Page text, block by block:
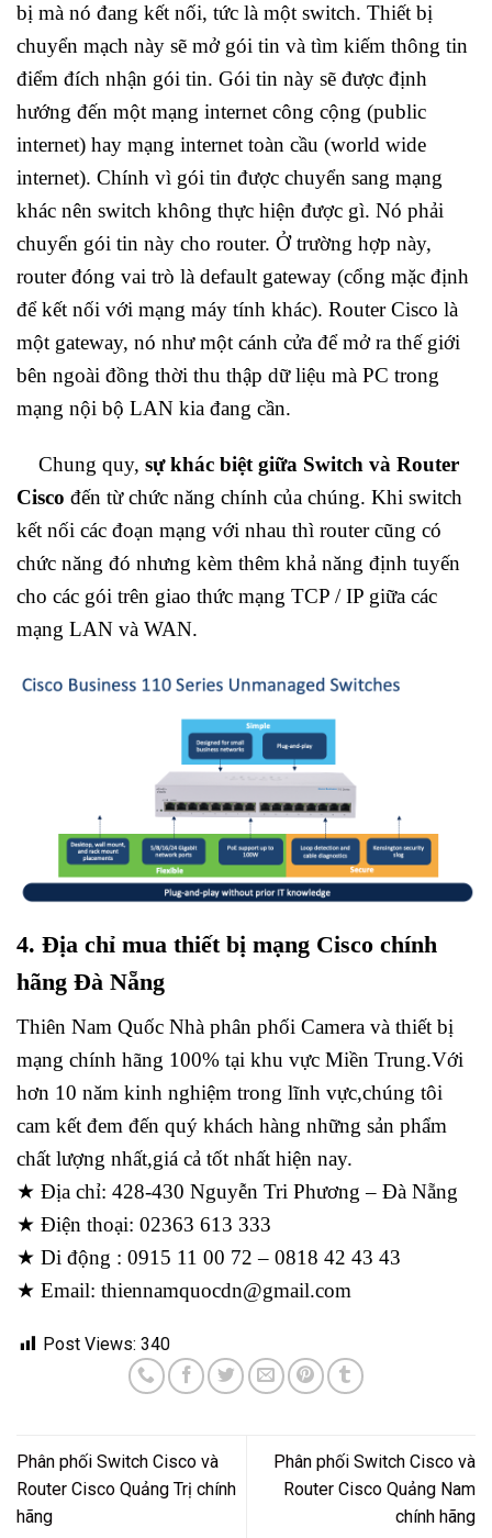
bị mà nó đang kết nối, tức là một switch. Thiết bị
chuyển mạch này sẽ mở gói tin và tìm kiếm thông tin
điểm đích nhận gói tin. Gói tin này sẽ được định
hướng đến một mạng internet công cộng (public
internet) hay mạng internet toàn cầu (world wide
internet). Chính vì gói tin được chuyển sang mạng
khác nên switch không thực hiện được gì. Nó phải
chuyển gói tin này cho router. Ở trường hợp này,
router đóng vai trò là default gateway (cổng mặc định
để kết nối với mạng máy tính khác). Router Cisco là
một gateway, nó như một cánh cửa để mở ra thế giới
bên ngoài đồng thời thu thập dữ liệu mà PC trong
mạng nội bộ LAN kia đang cần.
Chung quy, sự khác biệt giữa Switch và Router
Cisco đến từ chức năng chính của chúng. Khi switch
kết nối các đoạn mạng với nhau thì router cũng có
chức năng đó nhưng kèm thêm khả năng định tuyến
cho các gói trên giao thức mạng TCP / IP giữa các
mạng LAN và WAN.
4. Địa chỉ mua thiết bị mạng Cisco chính
hãng Đà Nẵng
Thiên Nam Quốc Nhà phân phối Camera và thiết bị
mạng chính hãng 100% tại khu vực Miền Trung.Với
hơn 10 năm kinh nghiệm trong lĩnh vực,chúng tôi
cam kết đem đến quý khách hàng những sản phẩm
chất lượng nhất,giá cả tốt nhất hiện nay.
★ Địa chỉ: 428-430 Nguyễn Tri Phương – Đà Nẵng
★ Điện thoại: 02363 613 333
★ Di động : 0915 11 00 72 – 0818 42 43 43
★ Email: thiennamquocdn@gmail.com
Post Views: 340
Phân phối Switch Cisco và
Router Cisco Quảng Trị chính
hãng
Phân phối Switch Cisco và
Router Cisco Quảng Nam
chính hãng